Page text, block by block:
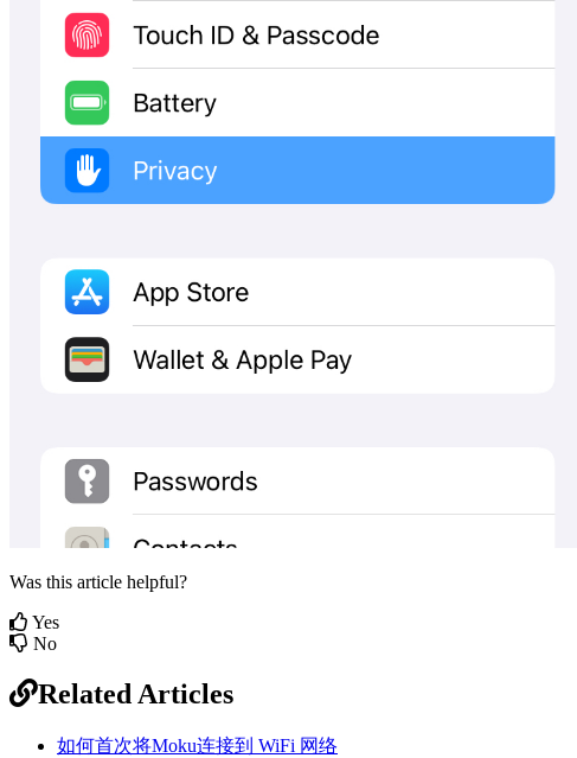
Was this article helpful?
Yes
No
Related Articles
如何首次将Moku连接到 WiFi 网络